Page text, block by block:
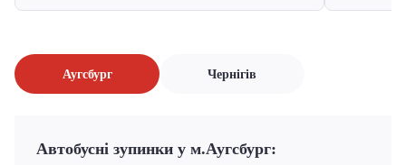
Аугсбург Чернігів
Автобусні зупинки у м.Аугсбург: